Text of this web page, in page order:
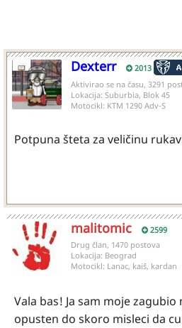
Dexterr 2013
Aktivirao se na času, 3291
Lokacija: Suburbia, Blok 45
Motocikl: KTM 1290 Adv-S
Potpuna šteta za veličinu
malitomic 2599
Drug član, 1470 postova
Lokacija: Beograd
Motocikl: Lanac, kaiš, kardan
Vala bas! Ja sam moje
opusten do skoro misleci da